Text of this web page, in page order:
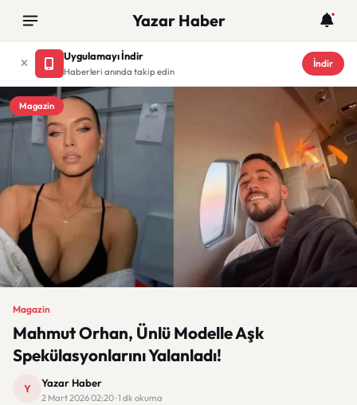
Yazar Haber
Uygulamayı İndir
Haberleri anında takip edin
İndir
Magazin
Magazin
Mahmut Orhan, Ünlü Modelle Aşk
Spekülasyonlarını Yalanladı!
Y Yazar Haber
2 Mart 2026 02:20 · 1 dk okuma